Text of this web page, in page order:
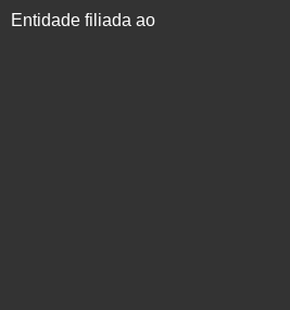
Entidade filiada ao